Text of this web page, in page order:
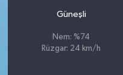
Güneşli
Nem: %74
Rüzgar: 24 km/h